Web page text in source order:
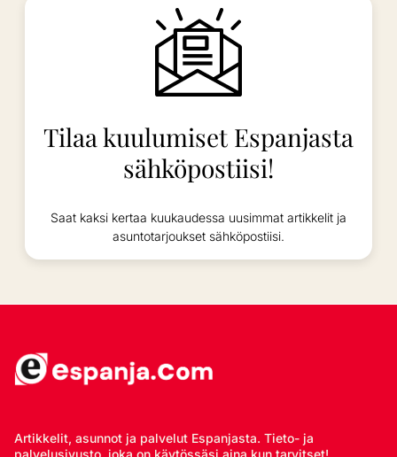
Tilaa kuulumiset Espanjasta
sähköpostiisi!
Saat kaksi kertaa kuukaudessa uusimmat artikkelit ja
asuntotarjoukset sähköpostiisi.
Artikkelit, asunnot ja palvelut Espanjasta. Tieto- ja
palvelusivusto, joka on käytössäsi aina kun tarvitset!